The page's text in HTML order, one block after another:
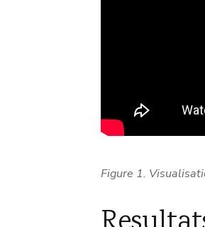
Figure 1.